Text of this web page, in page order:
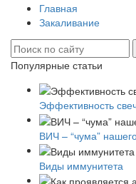
Главная
Закаливание
Популярные статьи
Эффективность
ВИЧ – “чума”
Виды иммунитета